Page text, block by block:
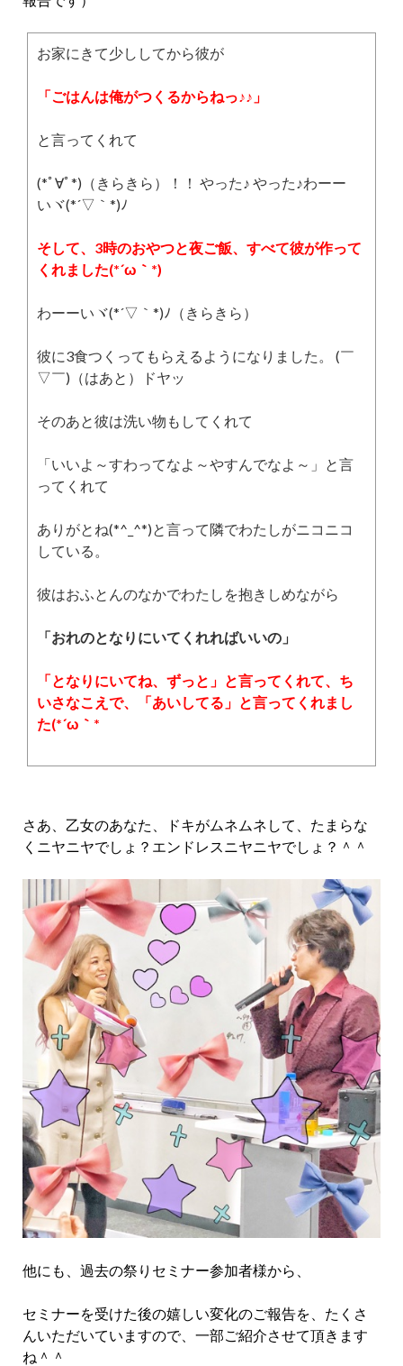
お家にきて少ししてから彼が
「ごはんは俺がつくるからねっ♪♪」
と言ってくれて
(*ﾟ∀ﾟ*)（きらきら）！！ やった♪ やった♪わーー
いヾ(*´▽｀*)ﾉ
そして、3時のおやつと夜ご飯、すべて彼が作って
くれました(*´ω｀*)
わーーいヾ(*´▽｀*)ﾉ（きらきら）
彼に3食つくってもらえるようになりました。 (￣
▽￣)（はあと）ドヤッ
そのあと彼は洗い物もしてくれて
「いいよ～すわってなよ～やすんでなよ～」と言
ってくれて
ありがとね(*^_^*)と言って隣でわたしがニコニコ
している。
彼はおふとんのなかでわたしを抱きしめながら
「おれのとなりにいてくれればいいの」
「となりにいてね、ずっと」と言ってくれて、ち
いさなこえで、「あいしてる」と言ってくれまし
た(*´ω｀*
さあ、乙女のあなた、ドキがムネムネして、たまらな
くニヤニヤでしょ？エンドレスニヤニヤでしょ？＾＾
他にも、過去の祭りセミナー参加者様から、
セミナーを受けた後の嬉しい変化のご報告を、たくさ
んいただいていますので、一部ご紹介させて頂きます
ね＾＾